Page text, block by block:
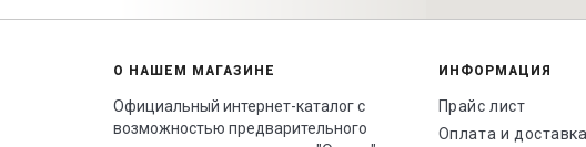
О НАШЕМ МАГАЗИНЕ
Официальный интернет-каталог с
возможностью предварительного
ИНФОРМАЦИЯ
Прайс лист
Оплата и доставка